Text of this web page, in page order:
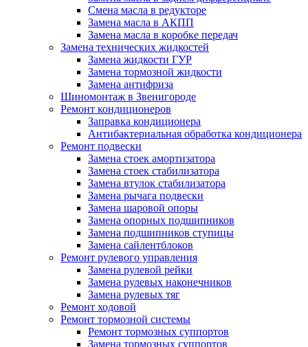
Смена масла в редукторе
Замена масла в АКПП
Замена масла в коробке передач
Замена технических жидкостей
Замена жидкости ГУР
Замена тормозной жидкости
Замена антифриза
Шиномонтаж в Звенигороде
Ремонт кондиционеров
Заправка кондиционера
Антибактериальная обработка кондиционера
Ремонт подвески
Замена стоек амортизатора
Замена стоек стабилизатора
Замена втулок стабилизатора
Замена рычага подвески
Замена шаровой опоры
Замена опорных подшипников
Замена подшипников ступицы
Замена сайлентблоков
Ремонт рулевого управления
Замена рулевой рейки
Замена рулевых наконечников
Замена рулевых тяг
Ремонт ходовой
Ремонт тормозной системы
Ремонт тормозных суппортов
Замена тормозных суппортов